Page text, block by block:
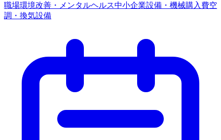
職場環境改善・メンタルヘルス中小企業設備・機械購入費空
調・換気設備